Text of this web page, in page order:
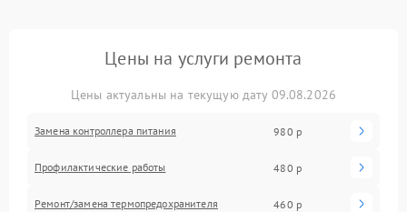
Цены на услуги ремонта
Цены актуальны на текущую дату 09.08.2026
Замена контроллера питания 980 р
Профилактические работы 480 р
Ремонт/замена термопредохранителя 460 р